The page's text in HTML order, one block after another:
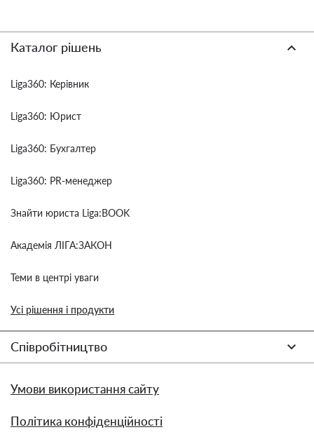
Каталог рішень
Liga360: Керівник
Liga360: Юрист
Liga360: Бухгалтер
Liga360: PR-менеджер
Знайти юриста Liga:BOOK
Академія ЛІГА:ЗАКОН
Теми в центрі уваги
Усі рішення і продукти
Співробітництво
Умови використання сайту
Політика конфіденційності